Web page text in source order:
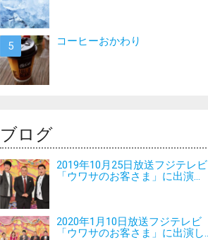
コーヒーおかわり
ブログ
2019年10月25日放送フジテレビ
「ウワサのお客さま」に出演...
2020年1月10日放送フジテレビ
「ウワサのお客さま」に出演し...